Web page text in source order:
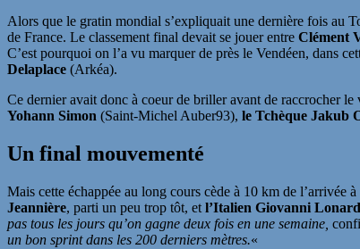
Alors que le gratin mondial s’expliquait une dernière fois au
de France. Le classement final devait se jouer entre Clément
C’est pourquoi on l’a vu marquer de près le Vendéen, dans
Delaplace (Arkéa).
Ce dernier avait donc à coeur de briller avant de raccrocher
Yohann Simon (Saint-Michel Auber93), le Tchèque Jakub
Un final mouvementé
Mais cette échappée au long cours cède à 10 km de
Jeannière, parti un peu trop tôt, et l’Italien Giovanni
pas tous les jours qu’on gagne deux fois en une semaine,
un bon sprint dans les 200 derniers mètres.«